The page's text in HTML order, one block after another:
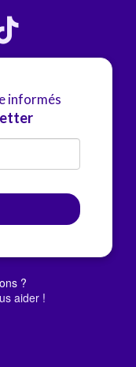
informés
?
aider !